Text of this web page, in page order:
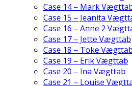
Case 14 – Mark
Case 15 – Jeanita
Case 16 – Anne 2
Case 17 – Jette Vægttab
Case 18 – Toke Vægttab
Case 19 – Erik Vægttab
Case 20 – Ina Vægttab
Case 21 – Louise